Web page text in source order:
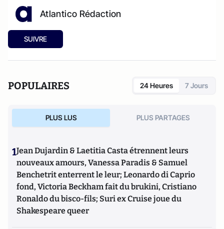
Atlantico Rédaction
SUIVRE
POPULAIRES 24 Heures 7 Jours
PLUS LUS PLUS PARTAGES
1Jean Dujardin & Laetitia Casta étrennent leurs
nouveaux amours, Vanessa Paradis & Samuel
Benchetrit enterrent le leur; Leonardo di Caprio
fond, Victoria Beckham fait du brukini, Cristiano
Ronaldo du bisco-fils; Suri ex Cruise joue du
Shakespeare queer